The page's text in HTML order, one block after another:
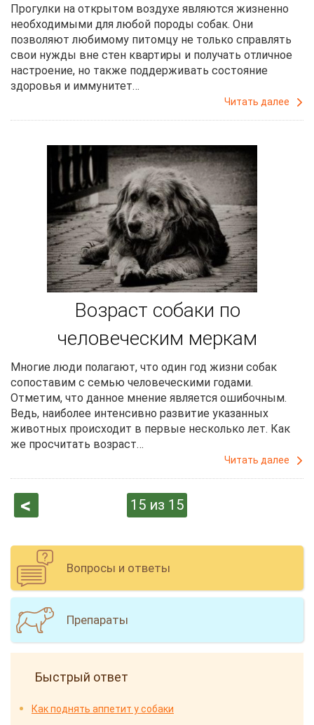
Прогулки на открытом воздухе являются жизненно
необходимыми для любой породы собак. Они
позволяют любимому питомцу не только справлять
свои нужды вне стен квартиры и получать отличное
настроение, но также поддерживать состояние
здоровья и иммунитет…
Читать далее
Возраст собаки по
человеческим меркам
Многие люди полагают, что один год жизни собак
сопоставим с семью человеческими годами.
Отметим, что данное мнение является ошибочным.
Ведь, наиболее интенсивно развитие указанных
животных происходит в первые несколько лет. Как
же просчитать возраст…
Читать далее
‹
пре
уща
я
15 из 15
Вопросы и ответы
Препараты
Быстрый ответ
Как поднять аппетит у собаки